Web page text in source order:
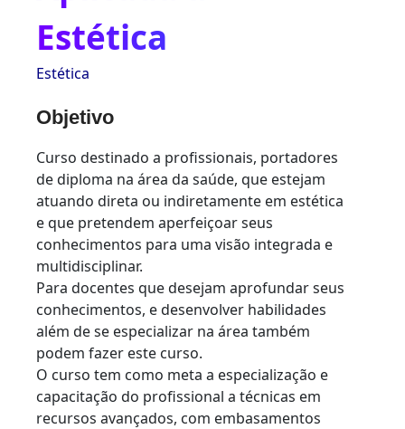
Estética
Estética
Objetivo
Curso destinado a profissionais, portadores
de diploma na área da saúde, que estejam
atuando direta ou indiretamente em estética
e que pretendem aperfeiçoar seus
conhecimentos para uma visão integrada e
multidisciplinar.
Para docentes que desejam aprofundar seus
conhecimentos, e desenvolver habilidades
além de se especializar na área também
podem fazer este curso.
O curso tem como meta a especialização e
capacitação do profissional a técnicas em
recursos avançados, com embasamentos